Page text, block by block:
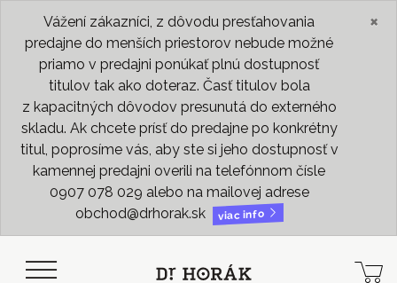
Vážení zákazníci, z dôvodu presťahovania
predajne do menších priestorov nebude možné
priamo v predajni ponúkať plnú dostupnosť
titulov tak ako doteraz. Časť titulov bola
z kapacitných dôvodov presunutá do externého
skladu. Ak chcete prísť do predajne po konkrétny
titul, poprosíme vás, aby ste si jeho dostupnosť v
kamennej predajni overili na telefónnom čísle
0907 078 029 alebo na mailovej adrese
obchod@drhorak.sk
viac info
×